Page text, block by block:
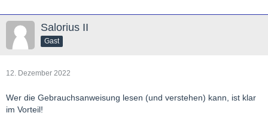
Salorius II
Gast
12. Dezember 2022
Wer die Gebrauchsanweisung lesen (und verstehen) kann, ist klar
im Vorteil!